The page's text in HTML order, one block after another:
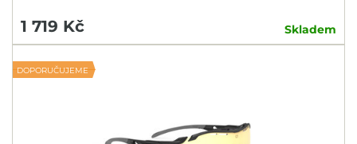
1 719 Kč Skladem
DOPORUČUJEME